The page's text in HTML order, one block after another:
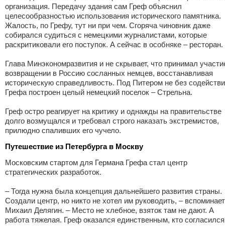
организация. Передачу здания сам Греф объяснил
целесообразностью использования исторического памятника.
Жалость, по Грефу, тут ни при чем. Сгоряча чиновник даже
собирался судиться с немецкими журналистами, которые
раскритиковали его поступок. А сейчас в особняке – ресторан.
Глава Минэкономразвития и не скрывает, что принимал
возвращении в Россию сосланных немцев, восстанавливая
историческую справедливость. Под Питером не без
Грефа построен целый немецкий поселок – Стрельна.
Греф остро реагирует на критику и однажды на правительстве
долго возмущался и требовал строго наказать экстремистов,
прилюдно спаливших его чучело.
Путешествие из Петербурга в Москву
Московским стартом для Германа Грефа стал центр
стратегических разработок.
– Тогда нужна была концепция дальнейшего развития страны.
Создали центр, но никто не хотел им руководить, – вспоминает
Михаил Делягин. – Место не хлебное, взяток там не дают. А
работа тяжелая. Греф оказался единственным, кто